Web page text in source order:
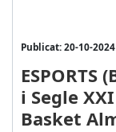
Publicat: 20-10-2024
ESPORTS
i Segle
Basket